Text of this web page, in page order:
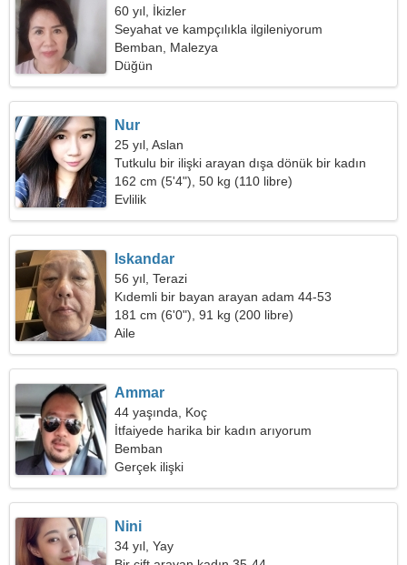
60 yıl, İkizler
Seyahat ve kampçılıkla ilgileniyorum
Bemban, Malezya
Düğün
Nur
25 yıl, Aslan
Tutkulu bir ilişki arayan dışa dönük bir kadın
162 cm (5'4"), 50 kg (110 libre)
Evlilik
Iskandar
56 yıl, Terazi
Kıdemli bir bayan arayan adam 44-53
181 cm (6'0"), 91 kg (200 libre)
Aile
Ammar
44 yaşında, Koç
İtfaiyede harika bir kadın arıyorum
Bemban
Gerçek ilişki
Nini
34 yıl, Yay